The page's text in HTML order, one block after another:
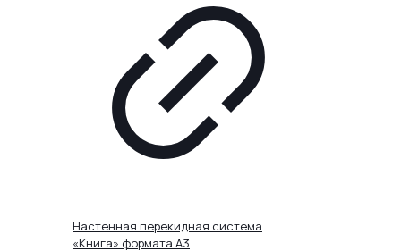
Настенная перекидная система
«Книга» формата А3